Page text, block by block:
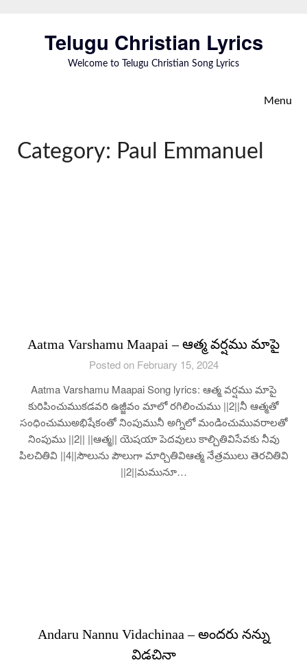
Telugu Christian Lyrics
Welcome to Telugu Christian Song Lyrics
Menu
Category: Paul Emmanuel
Aatma Varshamu Maapai – ఆత్మ వర్షము మాపై
Posted on February 15, 2024
Aatma Varshamu Maapai Song lyrics: ఆత్మ వర్షము మాపై
కురిపించుముకడవరి ఉజ్జీవం మాలో రగిలించుము ||2||నీ ఆత్మతో
సంధించుముఅభిషేకంతో నింపుమునీ అగ్నిలో మండించుమువరాలతో
నింపుము ||2|| ||ఆత్మ|| యెషయా పెదవులు కాల్చితివిసేవకు నీవు
పిలచితివి ||4||సౌలును పౌలుగా మార్చితివిఆత్మ నేత్రములు తెరచితివి
||2||మమునూ…
Andaru Nannu Vidachinaa – అందరు నన్ను
విడచినా